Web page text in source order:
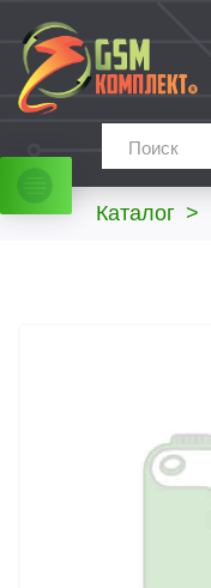
Каталог >